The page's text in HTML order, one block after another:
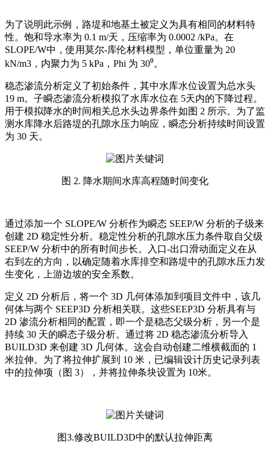
为了说明此示例，路堤和地基土被定义为具有相同的材料特
性。饱和导水率为 0.1 m/天，压缩率为 0.0002 /kPa。在
SLOPE/W中，使用莫尔-库伦材料模型，单位重量为 20
kN/m3，内聚力为 5 kPa，Phi 为 30⁰。
稳态渗流分析定义了初始条件，其中水库水位设置为总水头
19 m。子瞬态渗流分析模拟了水库水位在 5天内的下降过程。
用于模拟降水的时间相关总水头边界条件如图 2 所示。为了监
测水库降水后路堤的孔隙水压力响应，瞬态分析持续时间设置
为 30 天。
图 2. 降水期间水库高程随时间变化
通过添加一个 SLOPE/W 分析作为瞬态 SEEP/W 分析的子级来
创建 2D 稳定性分析。稳定性分析的孔隙水压力条件取自父级
SEEP/W 分析中的所有时间步长。入口-出口滑动面定义在从
右到左的方向，以确定随着水库排空和路堤中的孔隙水压力发
生变化，上游边坡的安全系数。
定义 2D 分析后，将一个 3D 几何体添加到项目文件中，该几
何体与两个 SEEP3D 分析相关联。这些SEEP3D 分析具有与
2D 渗流分析相同的配置，即一个是稳态父级分析，另一个是
持续 30 天的瞬态子级分析。通过将 2D 稳态渗流分析导入
BUILD3D 来创建 3D 几何体。这会自动创建二维横截面的 1
米拉伸。为了将拉伸扩展到 10 米，已编辑设计历史记录列表
中的拉伸项（图 3），并将拉伸条块设置为 10米。
图3.修改BUILD3D中的默认拉伸距离